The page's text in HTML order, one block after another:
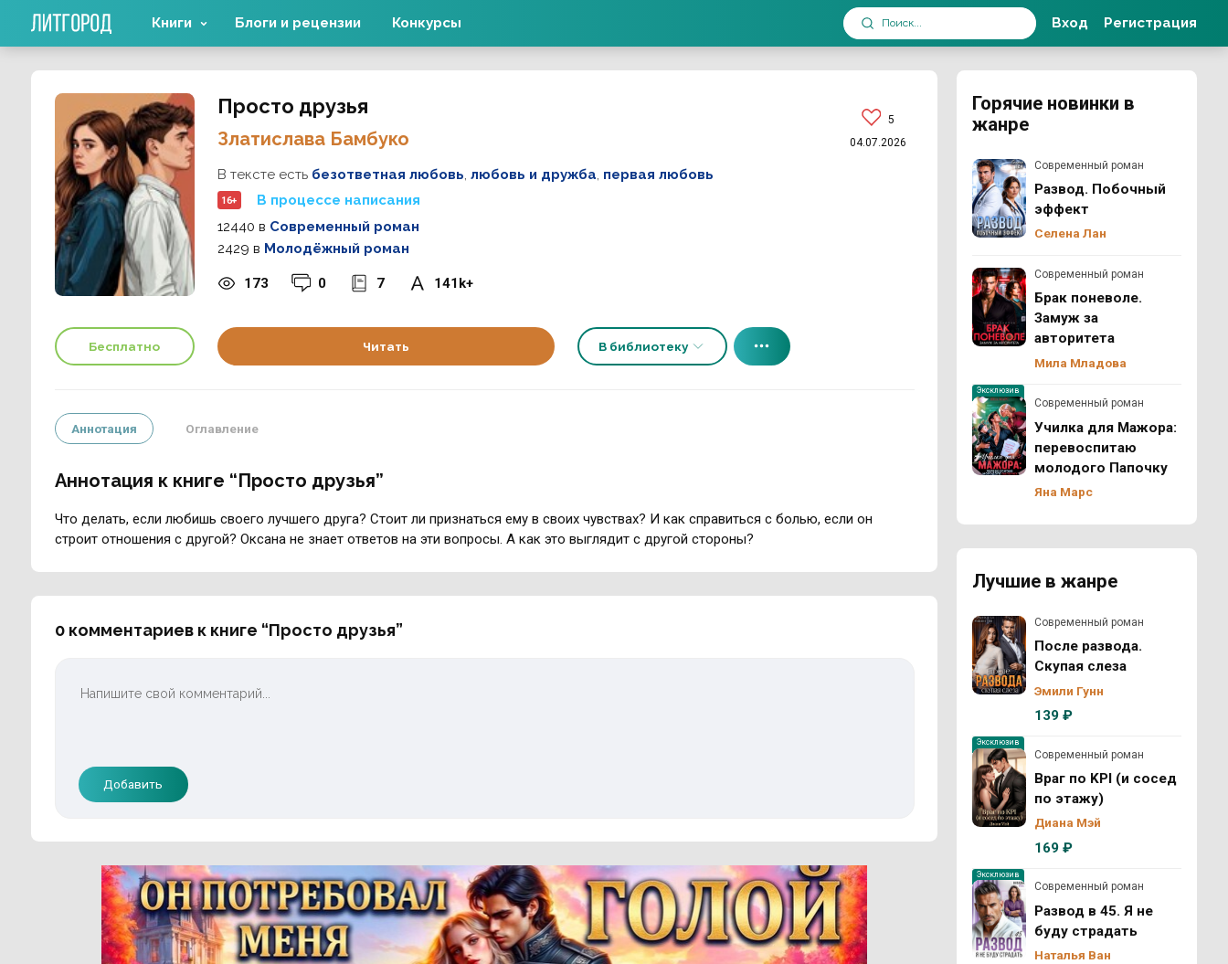
Бесплатно
Просто друзья
Златислава Бамбуко
5
04.07.2026
В тексте есть безответная любовь любовь и дружба первая любовь
16+
В процессе написания
12440 в Современный роман
2429 в Молодёжный роман
173 0 7 141k+
Читать В библиотеку
Аннотация Оглавление
Аннотация к книге “Просто друзья”
Что делать, если любишь своего лучшего друга? Стоит ли признаться ему в своих чувствах? И как справиться с болью, если он
строит отношения с другой? Оксана не знает ответов на эти вопросы. А как это выглядит с другой стороны?
0 комментариев к книге “Просто друзья”
Добавить
Горячие новинки в
жанре
Современный роман
Развод. Побочный
эффект
Селена Лан
Современный роман
Брак поневоле.
Замуж за
авторитета
Мила Младова
Эксклюзив
Современный роман
Училка для Мажора:
перевоспитаю
молодого Папочку
Яна Марс
Лучшие в жанре
Современный роман
После развода.
Скупая слеза
Эмили Гунн
139 ₽
Эксклюзив
Современный роман
Враг по KPI (и сосед
по этажу)
Диана Мэй
169 ₽
Эксклюзив
Современный роман
Развод в 45. Я не
буду страдать
Наталья Ван
Книги Блоги и рецензии Конкурсы Вход Регистрация